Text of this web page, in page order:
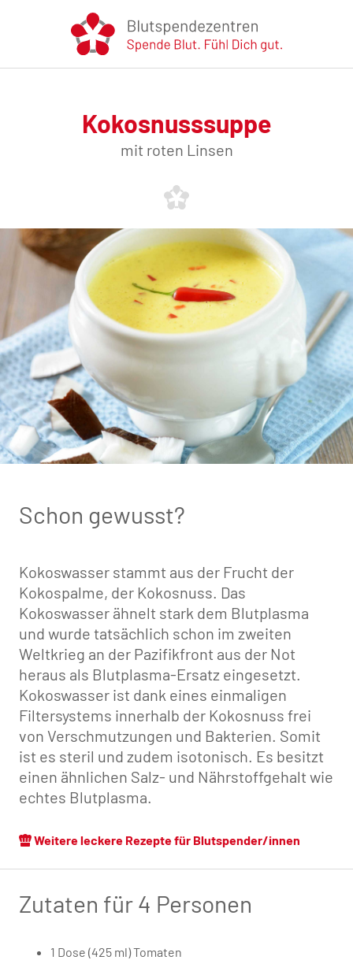
Kokosnusssuppe
mit roten Linsen
Schon gewusst?
Kokoswasser stammt aus der Frucht der
Kokospalme, der Kokosnuss. Das
Kokoswasser ähnelt stark dem Blutplasma
und wurde tatsächlich schon im zweiten
Weltkrieg an der Pazifikfront aus der Not
heraus als Blutplasma-Ersatz eingesetzt.
Kokoswasser ist dank eines einmaligen
Filtersystems innerhalb der Kokosnuss frei
von Verschmutzungen und Bakterien. Somit
ist es steril und zudem isotonisch. Es besitzt
einen ähnlichen Salz- und Nährstoffgehalt wie
echtes Blutplasma.
Weitere leckere Rezepte für Blutspender/innen
Zutaten für 4 Personen
1 Dose (425 ml) Tomaten